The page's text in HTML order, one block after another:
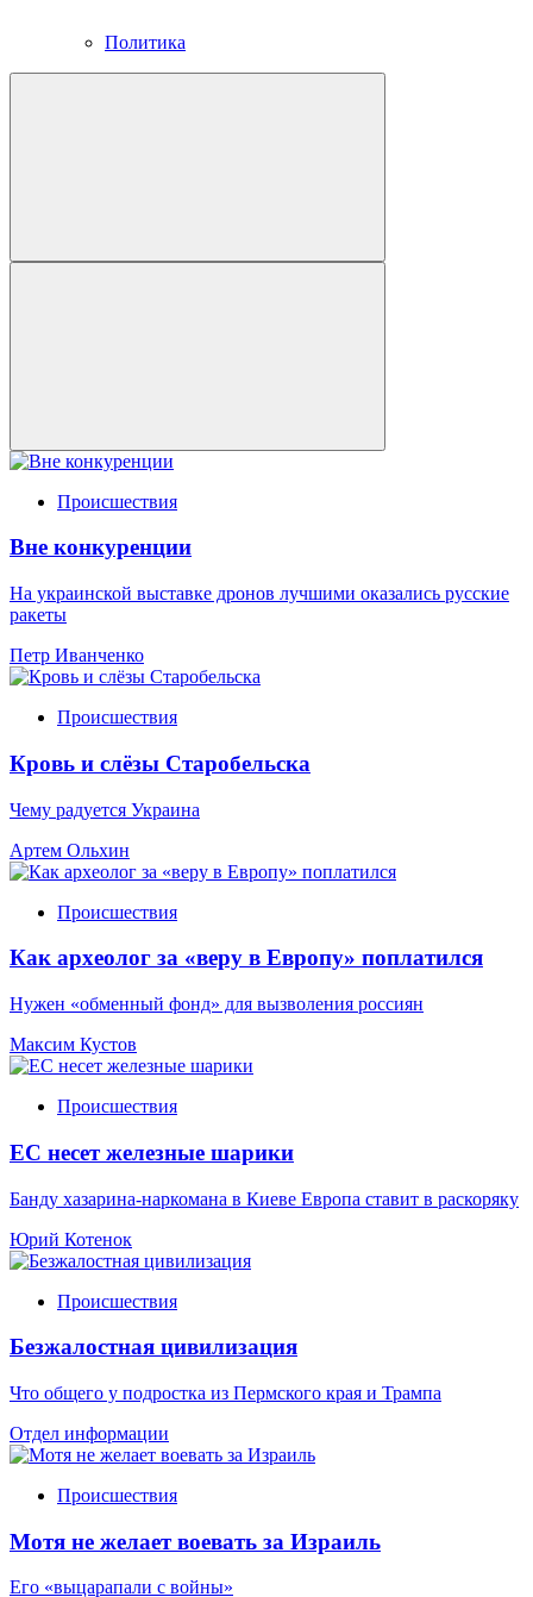
Политика
Происшествия
Вне конкуренции
На украинской выставке дронов лучшими оказались русские
ракеты
Петр Иванченко
Происшествия
Кровь и слёзы Старобельска
Чему радуется Украина
Артем Ольхин
Происшествия
Как археолог за «веру в Европу» поплатился
Нужен «обменный фонд» для вызволения россиян
Максим Кустов
Происшествия
ЕС несет железные шарики
Банду хазарина-наркомана в Киеве Европа ставит в раскоряку
Юрий Котенок
Происшествия
Безжалостная цивилизация
Что общего у подростка из Пермского края и Трампа
Отдел информации
Происшествия
Мотя не желает воевать за Израиль
Его «выцарапали с войны»